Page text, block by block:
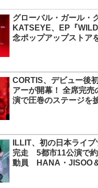
グローバル・ガール・
KATSEYE、EP『
念ポップアップストア
CORTIS、デビュー後
アーが開幕！ 全席完売
演で圧巻のステージを
ILLIT、初の日本ライブ
完走 5都市11公演で
動員 HANA・JISOO